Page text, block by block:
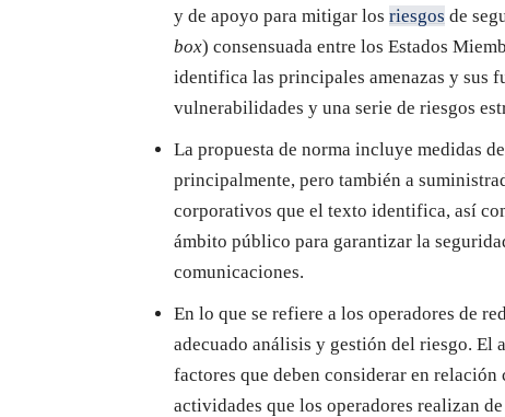
y de apoyo para mitigar los riesgos de
box) consensuada entre los Estados
identifica las principales amenazas y sus
vulnerabilidades y una serie de riesgos
La propuesta de norma incluye medidas
principalmente, pero también a
corporativos que el texto identifica, así
ámbito público para garantizar la
comunicaciones.
En lo que se refiere a los operadores de
adecuado análisis y gestión del riesgo. El
factores que deben considerar en relación
actividades que los operadores realizan